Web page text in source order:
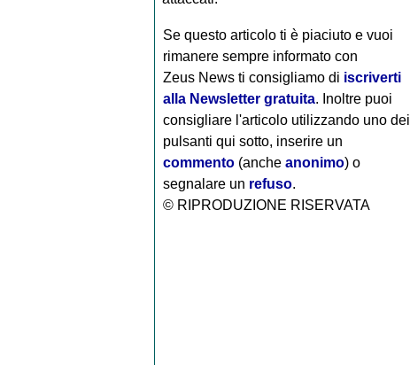
Se questo articolo ti è piaciuto e vuoi
rimanere sempre informato con
Zeus News ti consigliamo di iscriverti
alla Newsletter gratuita. Inoltre puoi
consigliare l'articolo utilizzando uno dei
pulsanti qui sotto, inserire un
commento(anche anonimo) o
segnalare un refuso.
© RIPRODUZIONE RISERVATA